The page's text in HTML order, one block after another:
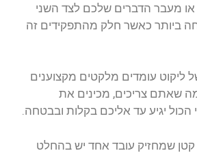
מעבר הדברים שלכם לצד השני
ביותר כאשר חלק מהתפקידים זה
ליקוט עומדים מלקטים מקצוענים
שאתם צריכים, מכינים את
הכול יגיע עד אליכם בקלות ובבטחה.
קטן שמחזיק עובד אחד יש בהחלט